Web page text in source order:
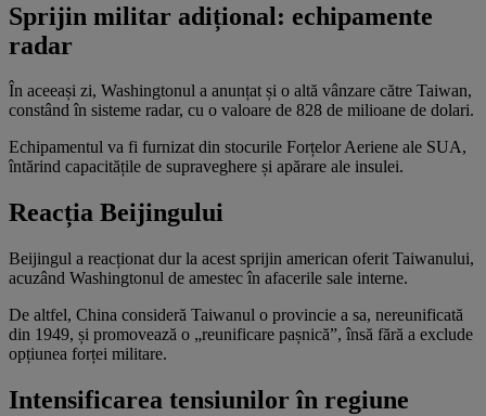
Sprijin militar adițional: echipamente
radar
În aceeași zi, Washingtonul a anunțat și o altă vânzare către Taiwan,
constând în sisteme radar, cu o valoare de 828 de milioane de dolari.
Echipamentul va fi furnizat din stocurile Forțelor Aeriene ale SUA,
întărind capacitățile de supraveghere și apărare ale insulei.
Reacția Beijingului
Beijingul a reacționat dur la acest sprijin american oferit Taiwanului,
acuzând Washingtonul de amestec în afacerile sale interne.
De altfel, China consideră Taiwanul o provincie a sa, nereunificată
din 1949, și promovează o „reunificare pașnică”, însă fără a exclude
opțiunea forței militare.
Intensificarea tensiunilor în regiune